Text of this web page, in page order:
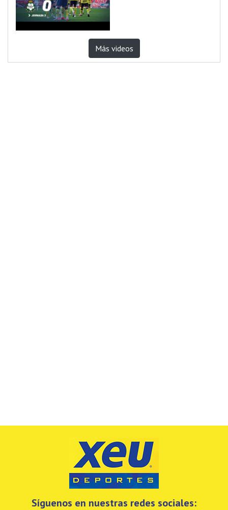
Más videos
Síguenos en nuestras redes sociales: